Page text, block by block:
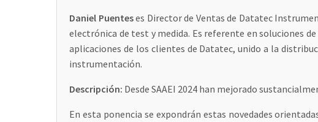
Daniel Puenteses Director de Ventas de Datatec
electrónica de test y medida. Es referente en soluciones
aplicaciones de los clientes de Datatec, unido a la
instrumentación.
Descripción: Desde SAAEI 2024 han mejorado
En esta ponencia se expondrán estas novedades